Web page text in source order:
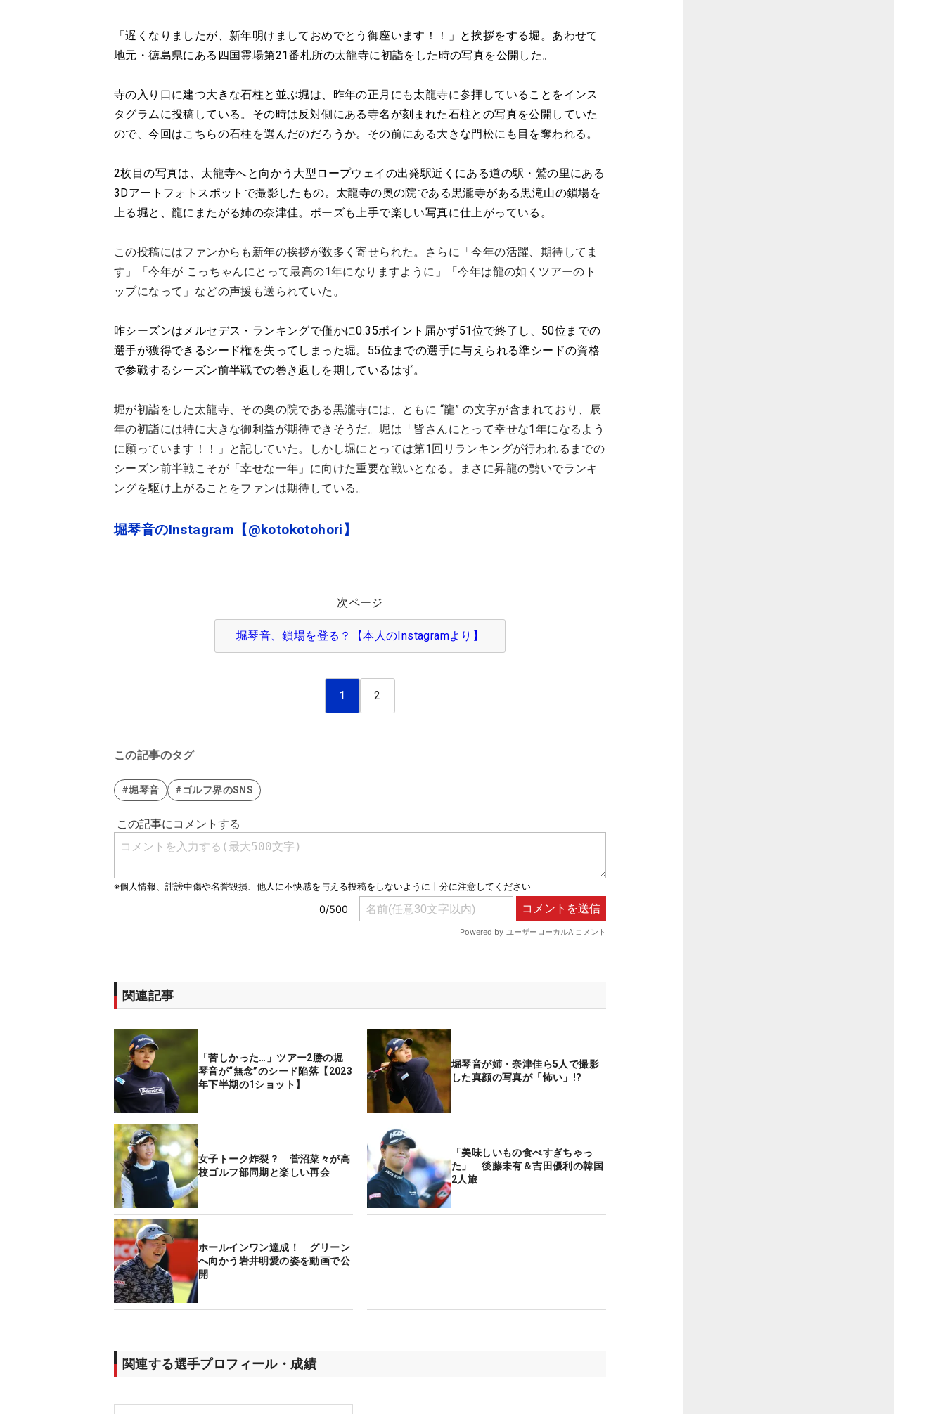
「遅くなりましたが、新年明けましておめでとう御座います！！」と挨拶をする堀。あわせて
地元・徳島県にある四国霊場第21番札所の太龍寺に初詣をした時の写真を公開した。
寺の入り口に建つ大きな石柱と並ぶ堀は、昨年の正月にも太龍寺に参拝していることをインス
タグラムに投稿している。その時は反対側にある寺名が刻まれた石柱との写真を公開していた
ので、今回はこちらの石柱を選んだのだろうか。その前にある大きな門松にも目を奪われる。
2枚目の写真は、太龍寺へと向かう大型ロープウェイの出発駅近くにある道の駅・鷲の里にある
3Dアートフォトスポットで撮影したもの。太龍寺の奥の院である黒瀧寺がある黒滝山の鎖場を
上る堀と、龍にまたがる姉の奈津佳。ポーズも上手で楽しい写真に仕上がっている。
この投稿にはファンからも新年の挨拶が数多く寄せられた。
さらに「今年の活躍、期待してま
す」「今年が こっちゃんにとって最高の1年になりますように」「今年は龍の如くツアーのト
ップになって」などの声援も送られていた。
昨シーズンはメルセデス・ランキングで僅かに0.35ポイント届かず51位で終了し、50位までの
選手が獲得できるシード権を失ってしまった堀。55位までの選手に与えられる準シードの資格
で参戦するシーズン前半戦での巻き返しを期しているはず。
堀が初詣をした太龍寺、その奥の院である黒瀧寺には、ともに “龍” の文字が含まれており、辰
年の初詣には特に大きな御利益が期待できそうだ。堀は「皆さんにとって幸せな1年になるよう
に願っています！！」と記していた。しかし堀にとっては第1回リランキングが行われるまでの
シーズン前半戦こそが「幸せな一年」に向けた重要な戦いとなる。まさに昇龍の勢いでランキ
ングを駆け上がることをファンは期待している。
堀琴音のInstagram【@kotokotohori】
次ページ
堀琴音、鎖場を登る？【本人のInstagramより】
1 2
この記事のタグ
#堀琴音 #ゴルフ界のSNS
関連記事
「苦しかった…」ツアー2勝の堀
琴音が“無念”のシード陥落【2023
年下半期の1ショット】
堀琴音が姉・奈津佳ら5人で撮影
した真顔の写真が「怖い」!?
女子トーク炸裂？ 菅沼菜々が高
校ゴルフ部同期と楽しい再会
「美味しいもの食べすぎちゃっ
た」 後藤未有＆吉田優利の韓国
2人旅
ホールインワン達成！ グリーン
へ向かう岩井明愛の姿を動画で公
開
関連する選手プロフィール・成績